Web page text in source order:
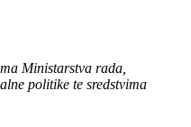
Ministarstva rada,
politike te sredstvima